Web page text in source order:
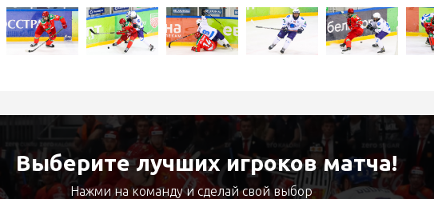
Выберите лучших игроков матча!
Нажми на команду и сделай свой выбор